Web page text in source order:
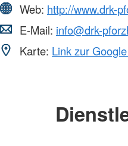
Web: http://www.drk-
E-Mail: info@drk-
Karte: Link zur